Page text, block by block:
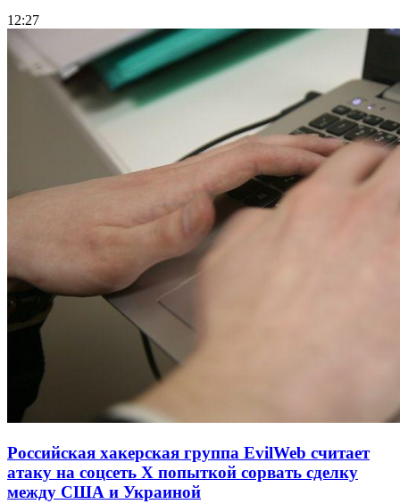
12:27
Российская хакерская группа EvilWeb считает
атаку на соцсеть Х попыткой сорвать сделку
между США и Украиной